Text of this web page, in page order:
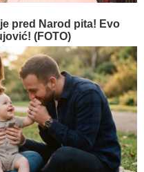
pred Narod pita! Evo
(FOTO)